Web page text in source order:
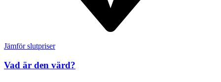
Jämför slutpriser
Vad är den värd?